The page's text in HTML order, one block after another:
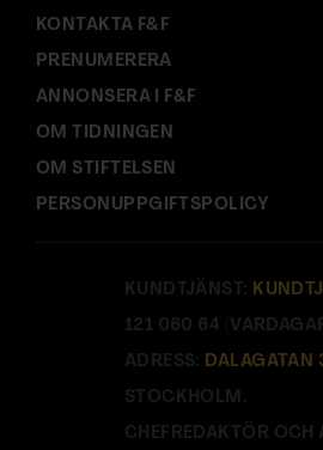
KONTAKTA F&F
PRENUMERERA
ANNONSERA I F&F
OM TIDNINGEN
OM STIFTELSEN
PERSONUPPGIFTSPOLICY
KUNDTJÄNST:
121 060 64
ADRESS: DALAGATAN
STOCKHOLM.
CHEFREDAKTÖR OCH